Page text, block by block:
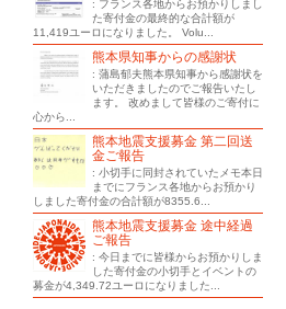
: フランス各地からお預かりしまし
た寄付金の最終的な合計額が
11,419ユーロになりました。 Volu...
熊本県知事からの感謝状
: 蒲島郁夫熊本県知事から感謝状を
いただきましたのでご報告いたし
ます。 改めまして皆様のご寄付に
心から...
熊本地震支援募金 第二回送
金ご報告
: 小切手に同封されていたメモ本日
までにフランス各地からお預かり
しました寄付金の合計額が8355.6...
熊本地震支援募金 途中経過
ご報告
: 今日までに皆様からお預かりしま
した寄付金の小切手とイベントの
募金が4,349.72ユーロになりました...